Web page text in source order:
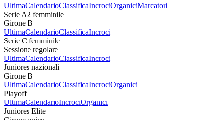
UltimaCalendarioClassificaIncrociOrganiciMarcatori
Serie A2 femminile
Girone B
UltimaCalendarioClassificaIncroci
Serie C femminile
Sessione regolare
UltimaCalendarioClassificaIncroci
Juniores nazionali
Girone B
UltimaCalendarioClassificaIncrociOrganici
Playoff
UltimaCalendarioIncrociOrganici
Juniores Elite